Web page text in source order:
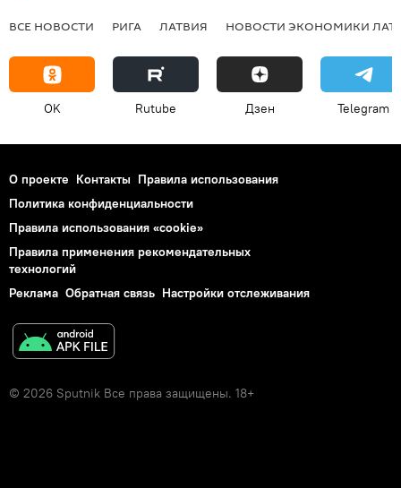
ВСЕ НОВОСТИ РИГА ЛАТВИЯ НОВОСТИ ЭКОНОМИКИ
OK Rutube Дзен Telegram
О проекте Контакты Правила использования
Политика конфиденциальности
Правила использования «cookie»
Правила применения рекомендательных
технологий
Реклама Обратная связь Настройки отслеживания
© 2026 Sputnik Все права защищены. 18+